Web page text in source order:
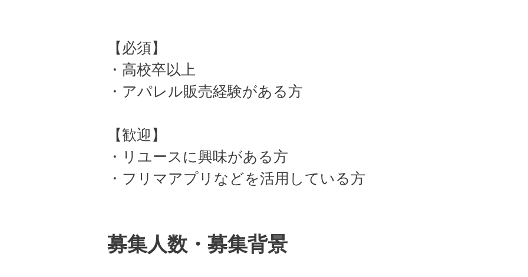
【必須】
・高校卒以上
・アパレル販売経験がある方
【歓迎】
・リユースに興味がある方
・フリマアプリなどを活用している方
募集人数・募集背景